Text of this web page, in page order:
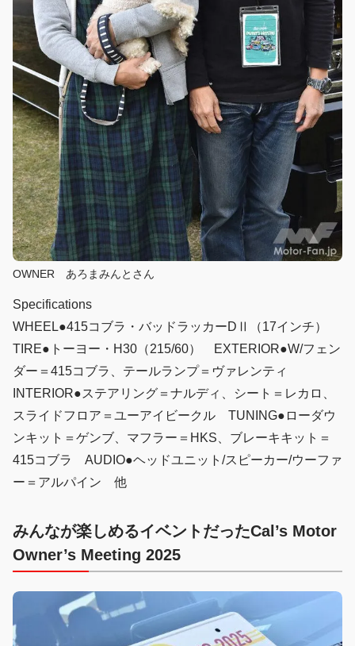
OWNER あろまみんとさん
Specifications
WHEEL●415コブラ・バッドラッカーDⅡ（17インチ）
TIRE●トーヨー・H30（215/60） EXTERIOR●W/フェン
ダー＝415コブラ、テールランプ＝ヴァレンティ
INTERIOR●ステアリング＝ナルディ、シート＝レカロ、
スライドフロア＝ユーアイビークル TUNING●ローダウ
ンキット＝ゲンブ、マフラー＝HKS、ブレーキキット＝
415コブラ AUDIO●ヘッドユニット/スピーカー/ウーファ
ー＝アルパイン 他
みんなが楽しめるイベントだったCal’s Motor
Owner’s Meeting 2025